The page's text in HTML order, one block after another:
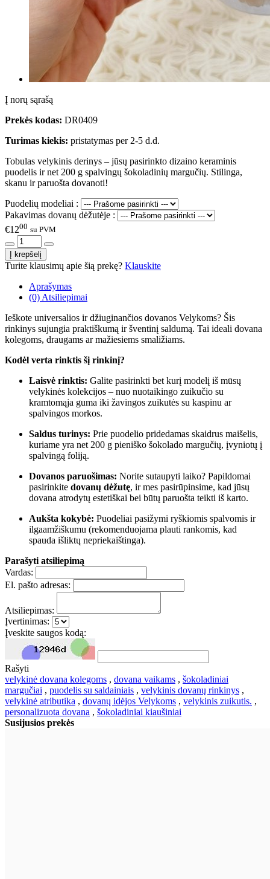
Į norų sąrašą
Prekės kodas: DR0409
Turimas kiekis: pristatymas per 2-5 d.d.
Tobulas velykinis derinys – jūsų pasirinkto dizaino keraminis
puodelis ir net 200 g spalvingų šokoladinių margučių. Stilinga,
skanu ir paruošta dovanoti!
Puodelių modeliai :
Pakavimas dovanų dėžutėje :
€1200 su PVM
Turite klausimų apie šią prekę? Klauskite
Aprašymas
(0) Atsiliepimai
Ieškote universalios ir džiuginančios dovanos Velykoms? Šis
rinkinys sujungia praktiškumą ir šventinį saldumą. Tai ideali dovana
kolegoms, draugams ar mažiesiems smaližiams.
Kodėl verta rinktis šį rinkinį?
Laisvė rinktis: Galite pasirinkti bet kurį modelį iš mūsų
velykinės kolekcijos – nuo nuotaikingo zuikučio su
kramtomąja guma iki žavingos zuikutės su kaspinu ar
spalvingos morkos.
Saldus turinys: Prie puodelio pridedamas skaidrus maišelis,
kuriame yra net 200 g pieniško šokolado margučių, įvyniotų į
spalvingą foliją.
Dovanos paruošimas: Norite sutaupyti laiko? Papildomai
pasirinkite dovanų dėžutę, ir mes pasirūpinsime, kad jūsų
dovana atrodytų estetiškai bei būtų paruošta teikti iš karto.
Aukšta kokybė: Puodeliai pasižymi ryškiomis spalvomis ir
ilgaamžiškumu (rekomenduojama plauti rankomis, kad
spauda išliktų nepriekaištinga).
Parašyti atsiliepimą
Vardas:
El. pašto adresas:
Atsiliepimas:
Įvertinimas:
Įveskite saugos kodą:
Rašyti
velykinė dovana kolegoms , dovana vaikams , šokoladiniai
margučiai , puodelis su saldainiais , velykinis dovanų rinkinys ,
velykinė atributika , dovanų idėjos Velykoms , velykinis zuikutis. ,
personalizuota dovana , šokoladiniai kiaušiniai
Susijusios prekės